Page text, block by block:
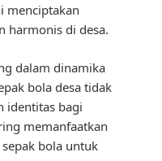
menciptakan
harmonis di desa.
dalam dinamika
bola desa tidak
identitas bagi
memanfaatkan
bola untuk